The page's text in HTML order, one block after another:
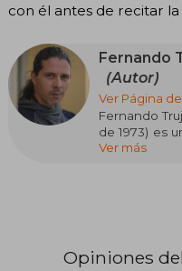
con él antes de recitar
Fernando
(Autor)
Ver Página
Fernando
de 1973) es
sus obras de
Muñoz en
Ver más
Opiniones